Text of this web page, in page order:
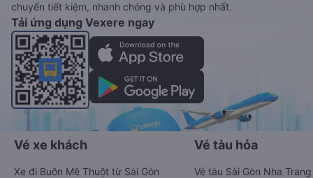
chuyển tiết kiệm, nhanh chóng và phù hợp nhất.
Tải ứng dụng Vexere ngay
Vé xe khách
Xe đi Buôn Mê Thuột từ Sài Gòn
Vé tàu hỏa
Vé tàu Sài Gòn Nha Trang